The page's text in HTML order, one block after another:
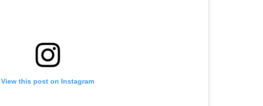
View this post on Instagram